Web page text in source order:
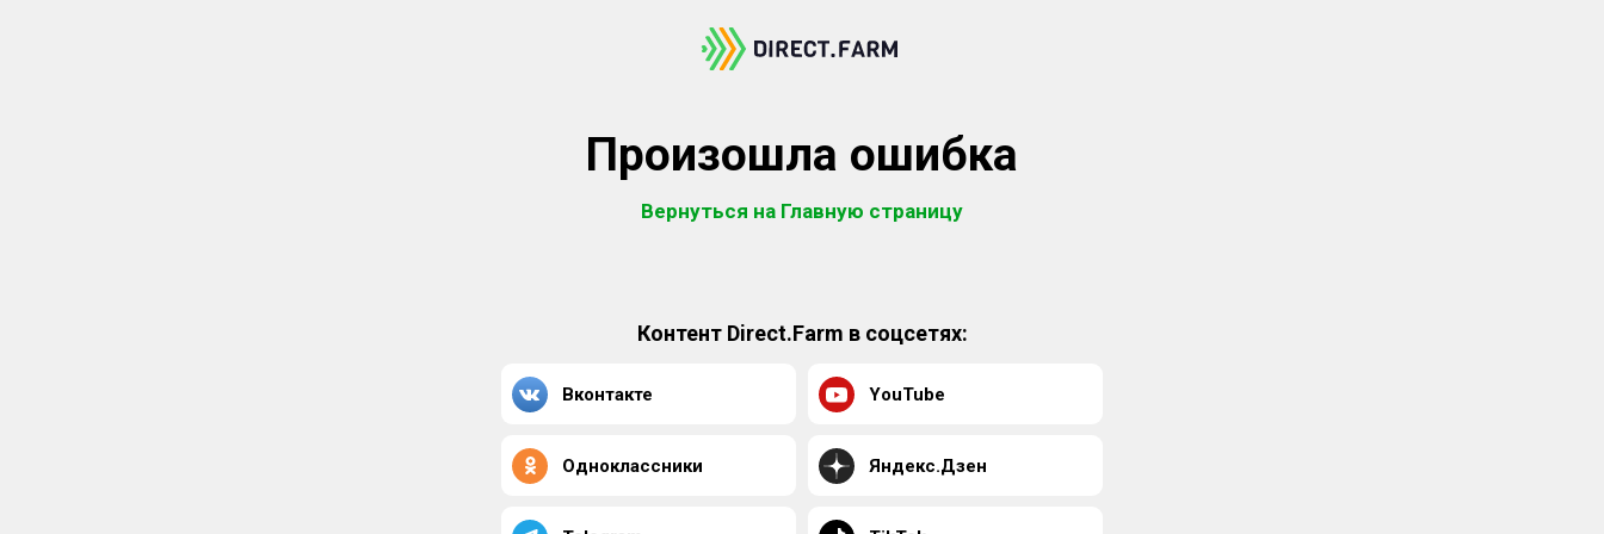
Произошла ошибка
Вернуться на Главную страницу
Контент Direct.Farm в соцсетях:
Вконтакте YouTube
Одноклассники Яндекс.Дзен